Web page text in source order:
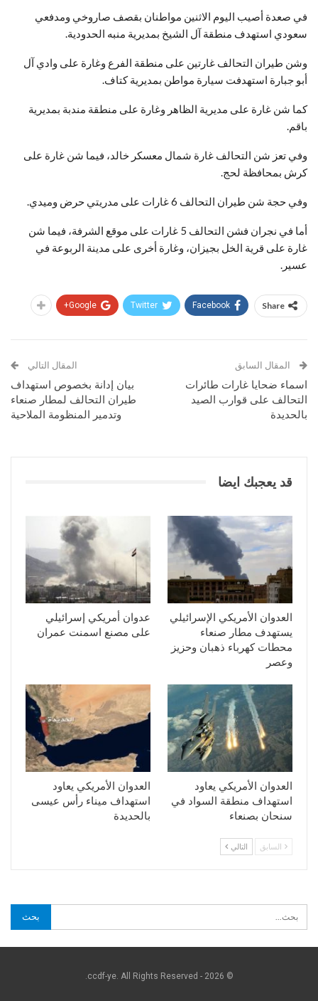
في صعدة أصيب اليوم الاثنين مواطنان بقصف صاروخي ومدفعي
سعودي استهدف منطقة آل الشيخ بمديرية منبه الحدودية.
وشن طيران التحالف غارتين على منطقة الفرع وغارة على وادي آل
أبو جبارة استهدفت سيارة مواطن بمديرية كتاف.
كما شن غارة على مديرية الظاهر وغارة على منطقة مندبة بمديرية
باقم.
وفي تعز شن التحالف غارة شمال معسكر خالد، فيما شن غارة على
كرش بمحافظة لحج.
وفي حجة شن طيران التحالف 6 غارات على مدريتي حرض وميدي.
أما في نجران فشن التحالف 5 غارات على موقع الشرفة، فيما شن
غارة على قرية الخل بجيزان، وغارة أخرى على مدينة الربوعة في
عسير.
Share
Facebook
Twitter
Google+
المقال السابق
اسماء ضحايا غارات طائرات
التحالف على قوارب الصيد
بالحديدة
المقال التالي
بيان إدانة بخصوص استهداف
طيران التحالف لمطار صنعاء
وتدمير المنظومة الملاحية
قد يعجبك ايضا
العدوان الأمريكي الإسرائيلي
يستهدف مطار صنعاء
محطات كهرباء ذهبان وحزيز
وعصر
عدوان أمريكي إسرائيلي
على مصنع اسمنت عمران
العدوان الأمريكي يعاود
استهداف منطقة السواد في
سنحان بصنعاء
العدوان الأمريكي يعاود
استهداف ميناء رأس عيسى
بالحديدة
السابق التالي
© 2026 - ccdf-ye. All Rights Reserved.